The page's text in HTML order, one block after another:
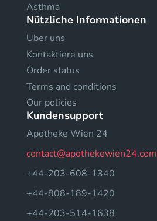
Asthma
Nützliche Informationen
Uber uns
Kontaktiere uns
Order status
Terms and conditions
Our policies
Kundensupport
Apotheke Wien 24
contact@apothekewien24.com
+44-203-608-1340
+44-808-189-1420
+44-203-514-1638